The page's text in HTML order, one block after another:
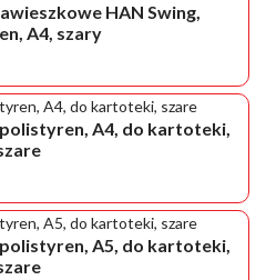
HAN Swing,
A4, szary
A4, do kartoteki,
A5, do kartoteki,